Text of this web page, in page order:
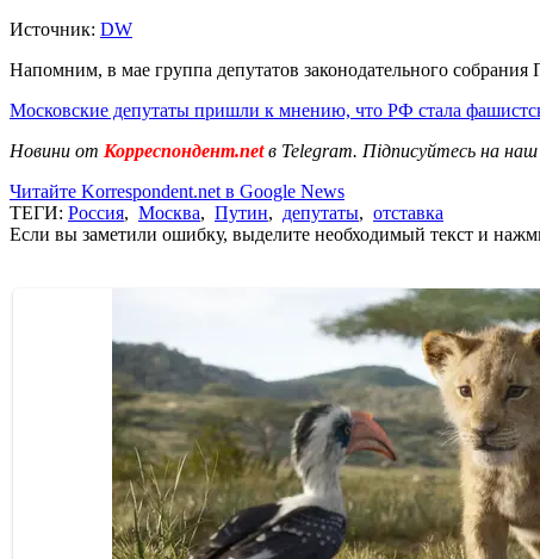
Источник: DW
Напомним, в мае группа депутатов законодательного собрания
Московские депутаты пришли к мнению, что РФ стала
Новини от Корреспондент.netв Telegram. Підписуйтесь на наш
Читайте Korrespondent.net в Google News
ТЕГИ: Россия, Москва, Путин, депутаты, отставка
Если вы заметили ошибку, выделите необходимый текст и